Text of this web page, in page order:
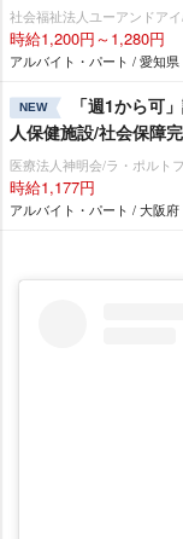
社会福祉法人ユーアンドア
時給1,200円～1,280円
アルバイト・パート / 愛知県
NEW
「週1から可
人保健施設/社会保障
医療法人神明会/ラ・ポルト
時給1,177円
アルバイト・パート / 大阪府